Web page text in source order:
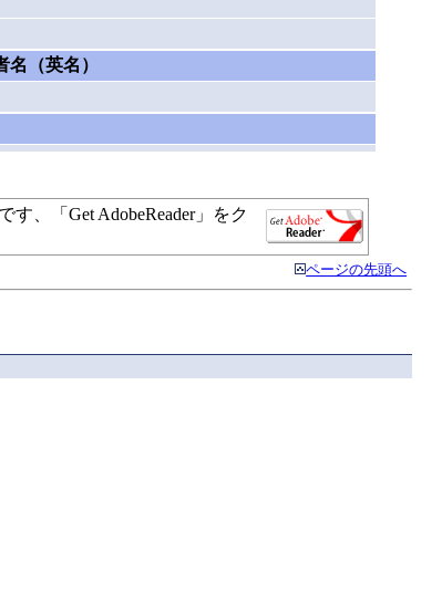
名（英名）
、「Get AdobeReader」をク
ページの先頭へ